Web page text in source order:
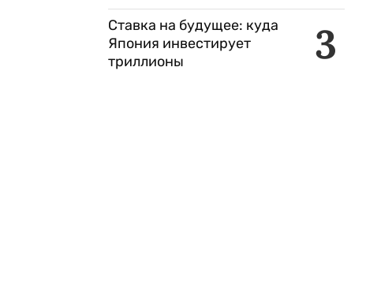
3
Ставка на будущее: куда
Япония инвестирует
триллионы